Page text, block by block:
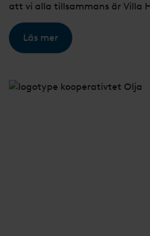
att vi alla tillsammans är Villa
Läs mer